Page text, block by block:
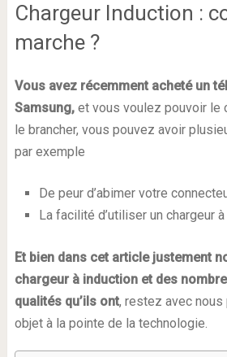
Chargeur Induction :
marche ?
Vous avez récemment acheté un
Samsung, et vous voulez pouvoir le
le brancher, vous pouvez avoir
par exemple
De peur d’abimer votre
La facilité d’utiliser un chargeur
Et bien dans cet article justement
chargeur à induction et des
qualités qu’ils ont, restez avec
objet à la pointe de la technologie.